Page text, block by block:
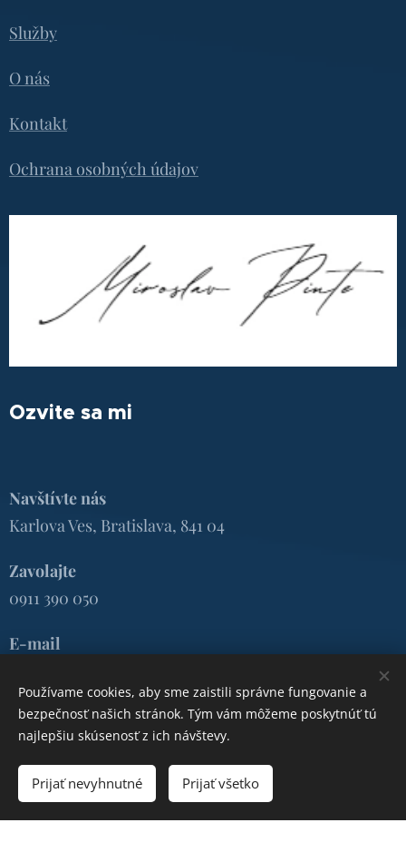
Služby
O nás
Kontakt
Ochrana osobných údajov
Ozvite sa mi
Navštívte nás
Karlova Ves, Bratislava, 841 04
Zavolajte
0911 390 050
E-mail
Vytvorené službouWebnode Cookies
Vytvorte si webové stránky zdarma!
Používame cookies, aby sme zaistili správne fungovanie a
bezpečnosť našich stránok. Tým vám môžeme poskytnúť tú
najlepšiu skúsenosť z ich návštevy.
Prijať nevyhnutné Prijať všetko